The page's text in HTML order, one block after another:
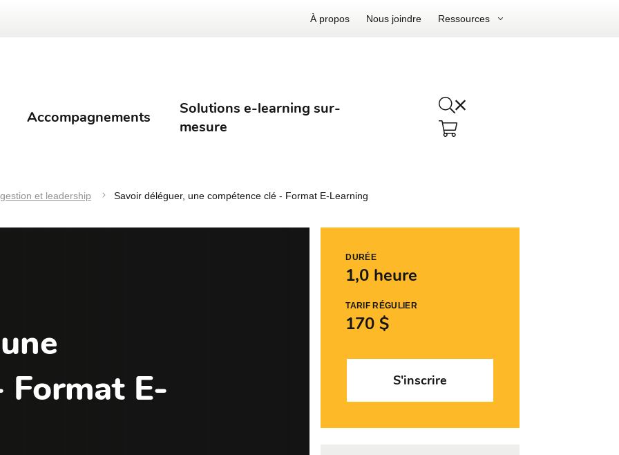
À propos Nous joindre Ressources
Accompagnements
Solutions e-learning sur-
mesure
et leadership Savoir déléguer, une compétence clé - Format E-Learning
Format E-
DURÉE
1,0 heure
TARIF RÉGULIER
170 $
S'inscrire